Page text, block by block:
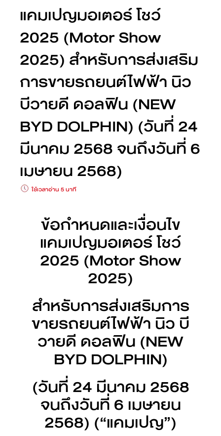
แคมเปญมอเตอร์ โชว์
2025 (Motor Show
2025) สำหรับการส่งเสริม
การขายรถยนต์ไฟฟ้า นิว
บีวายดี ดอลฟิน (NEW
BYD DOLPHIN) (วันที่ 24
มีนาคม 2568 จนถึงวันที่ 6
เมษายน 2568)
ใช้เวลาอ่าน 5 นาที
ข้อกำหนดและเงื่อนไข
แคมเปญมอเตอร์ โชว์
2025 (Motor Show
2025)
สำหรับการส่งเสริมการ
ขายรถยนต์ไฟฟ้า นิว บี
วายดี ดอลฟิน (NEW
BYD DOLPHIN)
(วันที่ 24 มีนาคม 2568
จนถึงวันที่ 6 เมษายน
2568) (“แคมเปญ”)